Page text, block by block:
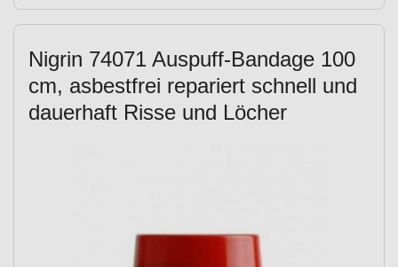
Nigrin 74071 Auspuff-Bandage 100
cm, asbestfrei repariert schnell und
dauerhaft Risse und Löcher